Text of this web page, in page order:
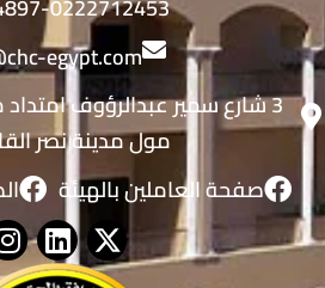
egypt.com
3 شارع سمير عبدالرؤوف
مول مدينة نصر
صفحة العاملين بالهيئة